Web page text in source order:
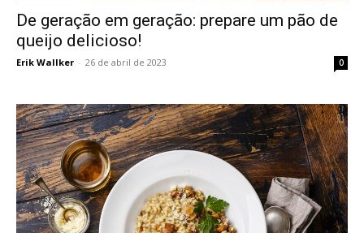
De geração em geração: prepare um pão de
queijo delicioso!
Erik Wallker - 26 de abril de 2023 0